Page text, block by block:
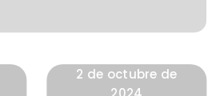
2 de octubre de